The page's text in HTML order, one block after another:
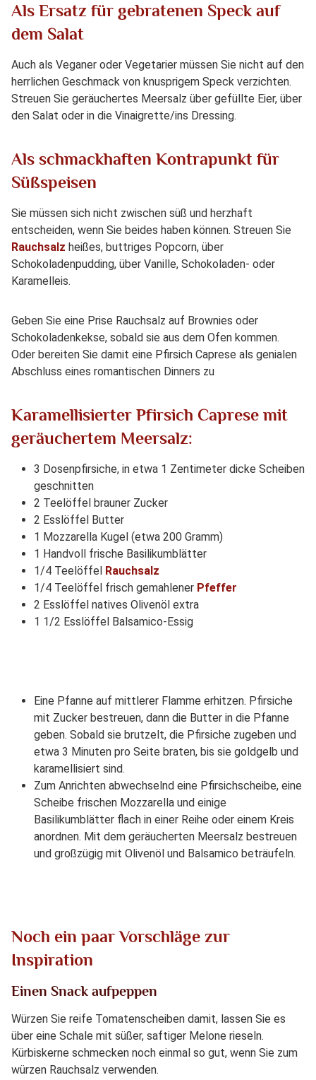
Als Ersatz für gebratenen Speck auf
dem Salat
Auch als Veganer oder Vegetarier müssen Sie nicht auf den
herrlichen Geschmack von knusprigem Speck verzichten.
Streuen Sie geräuchertes Meersalz über gefüllte Eier, über
den Salat oder in die Vinaigrette/ins Dressing.
Als schmackhaften Kontrapunkt für
Süßspeisen
Sie müssen sich nicht zwischen süß und herzhaft
entscheiden, wenn Sie beides haben können. Streuen Sie
Rauchsalz heißes, buttriges Popcorn, über
Schokoladenpudding, über Vanille, Schokoladen- oder
Karamelleis.
Geben Sie eine Prise Rauchsalz auf Brownies oder
Schokoladenkekse, sobald sie aus dem Ofen kommen.
Oder bereiten Sie damit eine Pfirsich Caprese als genialen
Abschluss eines romantischen Dinners zu
Karamellisierter Pfirsich Caprese mit
geräuchertem Meersalz:
3 Dosenpfirsiche, in etwa 1 Zentimeter dicke Scheiben
geschnitten
2 Teelöffel brauner Zucker
2 Esslöffel Butter
1 Mozzarella Kugel (etwa 200 Gramm)
1 Handvoll frische Basilikumblätter
1/4 Teelöffel
Rauchsalz
1/4 Teelöffel frisch gemahlener Pfeffer
2 Esslöffel natives Olivenöl extra
1 1/2 Esslöffel Balsamico-Essig
Eine Pfanne auf mittlerer Flamme erhitzen. Pfirsiche
mit Zucker bestreuen, dann die Butter in die Pfanne
geben. Sobald sie brutzelt, die Pfirsiche zugeben und
etwa 3 Minuten pro Seite braten, bis sie goldgelb und
karamellisiert sind.
Zum Anrichten abwechselnd eine Pfirsichscheibe, eine
Scheibe frischen Mozzarella und einige
Basilikumblätter flach in einer Reihe oder einem Kreis
anordnen. Mit dem geräucherten Meersalz bestreuen
und großzügig mit Olivenöl und Balsamico beträufeln.
Noch ein paar Vorschläge zur
Inspiration
Einen Snack aufpeppen
Würzen Sie reife Tomatenscheiben damit, lassen Sie es
über eine Schale mit süßer, saftiger Melone rieseln.
Kürbiskerne schmecken noch einmal so gut, wenn Sie zum
würzen Rauchsalz verwenden.